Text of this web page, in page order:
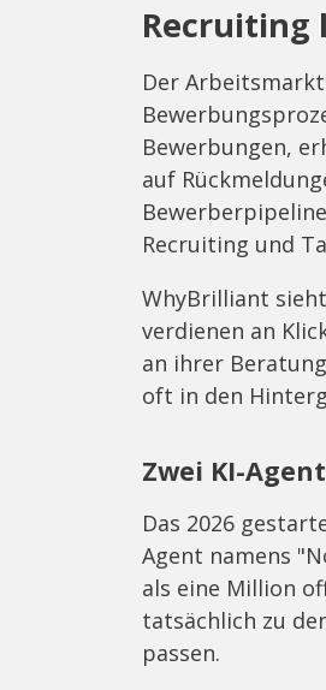
Recruiting
Der
Bewerbungen,
auf
Recruiting und
WhyBrilliant
verdienen an
an ihrer
oft in den
Zwei KI-
Das 2026
Agent namens
als eine Million
tatsächlich zu
passen.